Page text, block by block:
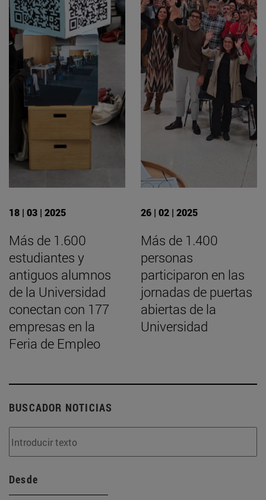
18 | 03 | 2025
Más de 1.600
estudiantes y
antiguos alumnos
de la Universidad
conectan con 177
empresas en la
Feria de Empleo
26 | 02 | 2025
Más de 1.400
personas
participaron en las
jornadas de puertas
abiertas de la
Universidad
BUSCADOR NOTICIAS
Desde